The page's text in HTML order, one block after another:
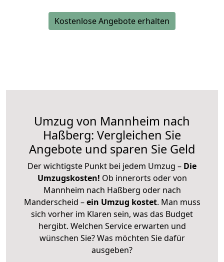
Kostenlose Angebote erhalten
Umzug von Mannheim nach
Haßberg: Vergleichen Sie
Angebote und sparen Sie Geld
Der wichtigste Punkt bei jedem Umzug – Die
Umzugskosten! Ob innerorts oder von
Mannheim nach Haßberg oder nach
Manderscheid –ein Umzug kostet. Man muss
sich vorher im Klaren sein, was das Budget
hergibt. Welchen Service erwarten und
wünschen Sie? Was möchten Sie dafür
ausgeben?